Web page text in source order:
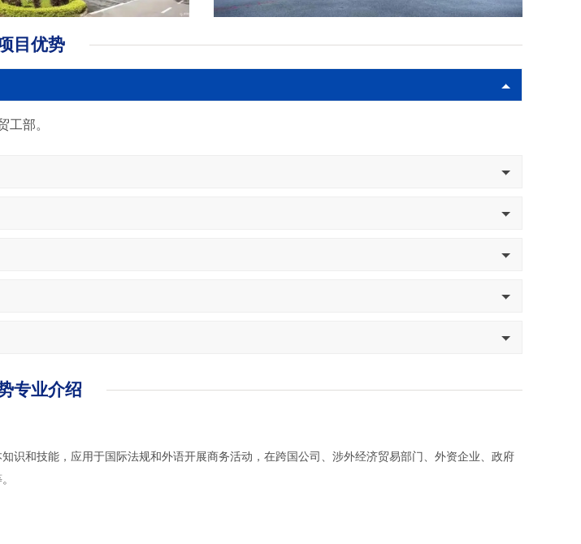
目优势
部。
专业介绍
识和技能，应用于国际法规和外语开展商务活动，在跨国公司、涉外经济贸易部门、外资企业、政府